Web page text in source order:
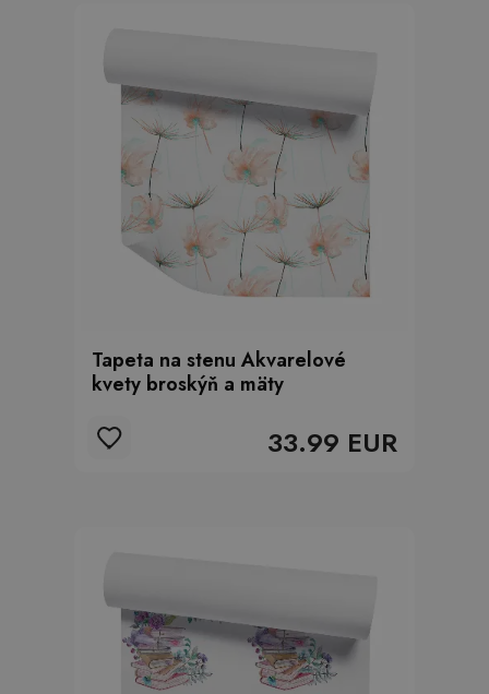
Tapeta na stenu Akvarelové
kvety broskýň a mäty
33.99 EUR